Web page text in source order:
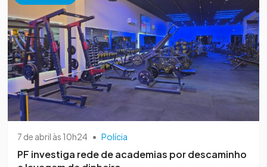
7 de abril às 10h24 • Polícia
PF investiga rede de academias por descaminho